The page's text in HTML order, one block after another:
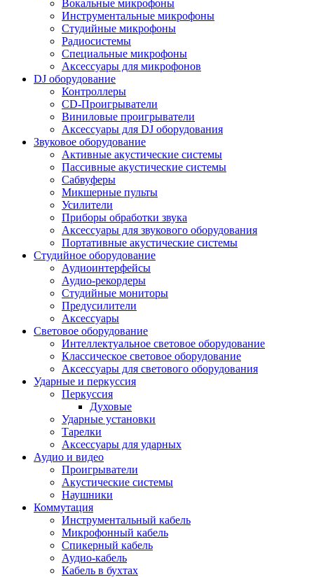
Вокальные микрофоны
Инструментальные микрофоны
Студийные микрофоны
Радиосистемы
Специальные микрофоны
Аксессуары для микрофонов
DJ оборудование
Контроллеры
CD-Проигрыватели
Виниловые проигрыватели
Аксессуары для DJ оборудования
Звуковое оборудование
Активные акустические системы
Пассивные акустические системы
Сабвуферы
Микшерные пульты
Усилители
Приборы обработки звука
Аксессуары для звукового оборудования
Портативные акустические системы
Студийное оборудование
Аудиоинтерфейсы
Аудио-рекордеры
Студийные мониторы
Предусилители
Аксессуары
Световое оборудование
Интеллектуальное световое оборудование
Классическое световое оборудование
Аксессуары для светового оборудования
Ударные и перкуссия
Перкуссия
Духовые
Ударные установки
Тарелки
Аксессуары для ударных
Аудио и видео
Проигрыватели
Акустические системы
Наушники
Коммутация
Инструментальный кабель
Микрофонный кабель
Спикерный кабель
Аудио-кабель
Кабель в бухтах